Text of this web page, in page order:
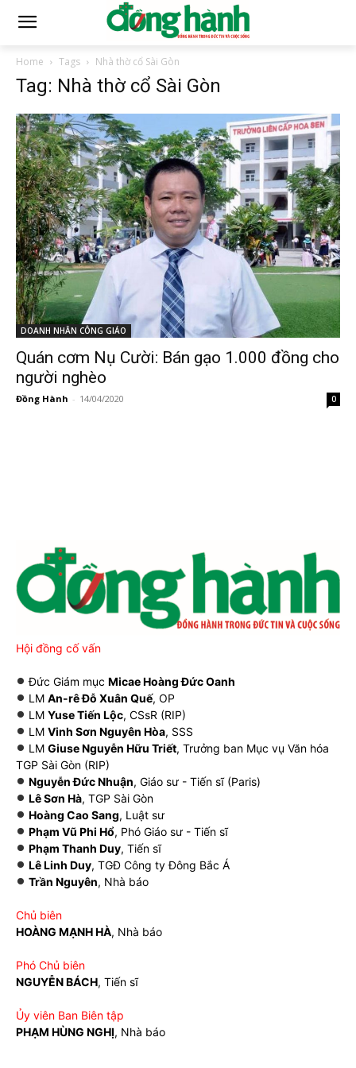
Home Tags Nhà thờ cổ Sài Gòn
Tag: Nhà thờ cổ Sài Gòn
DOANH NHÂN CÔNG GIÁO
Quán cơm Nụ Cười: Bán gạo 1.000 đồng cho
người nghèo
Đồng Hành - 14/04/2020 0
Hội đồng cố vấn
Đức Giám mục Micae Hoàng Đức Oanh
LM An-rê Đỗ Xuân Quế, OP
LM Yuse Tiến Lộc, CSsR (RIP)
LM Vinh Sơn Nguyên Hòa, SSS
LM Giuse Nguyễn Hữu Triết, Trưởng ban Mục vụ Văn hóa
TGP Sài Gòn (RIP)
Nguyễn Đức Nhuận, Giáo sư - Tiến sĩ (Paris)
Lê Sơn Hà, TGP Sài Gòn
Hoàng Cao Sang, Luật sư
Phạm Vũ Phi Hổ, Phó Giáo sư - Tiến sĩ
Phạm Thanh Duy, Tiến sĩ
Lê Linh Duy, TGĐ Công ty Đông Bắc Á
Trần Nguyên, Nhà báo
Chủ biên
HOÀNG MẠNH HÀ, Nhà báo
Phó Chủ biên
NGUYỄN BÁCH, Tiến sĩ
Ủy viên Ban Biên tập
PHẠM HÙNG NGHỊ, Nhà báo